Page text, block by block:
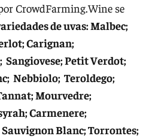
CrowdFarming.Wine se
ariedades de uvas: Malbec;
Carignan;
Petit Verdot;
Nebbiolo; Teroldego;
Mourvedre;
Carmenere;
Blanc; Torrontes;